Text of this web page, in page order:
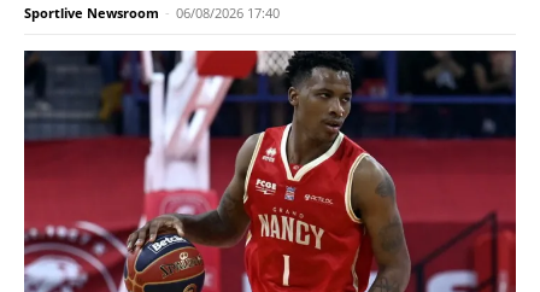
Sportlive Newsroom - 06/08/2026 17:40